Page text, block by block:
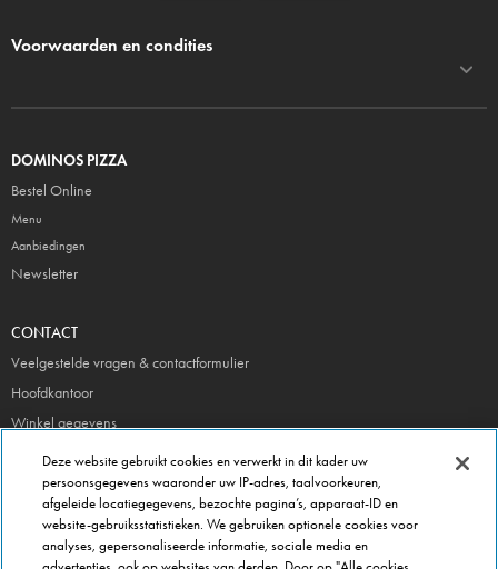
Voorwaarden en condities
DOMINOS PIZZA
Bestel Online
Menu
Aanbiedingen
Newsletter
CONTACT
Veelgestelde vragen & contactformulier
Hoofdkantoor
Winkel gegevens
Beheer je voorkeuren
FRANCHISE INFO
Domino's Franchise
Deze website gebruikt cookies en verwerkt in dit kader uw
persoonsgegevens waaronder uw IP-adres, taalvoorkeuren,
afgeleide locatiegegevens, bezochte pagina’s, apparaat-ID en
website-gebruiksstatistieken. We gebruiken optionele cookies voor
analyses, gepersonaliseerde informatie, sociale media en